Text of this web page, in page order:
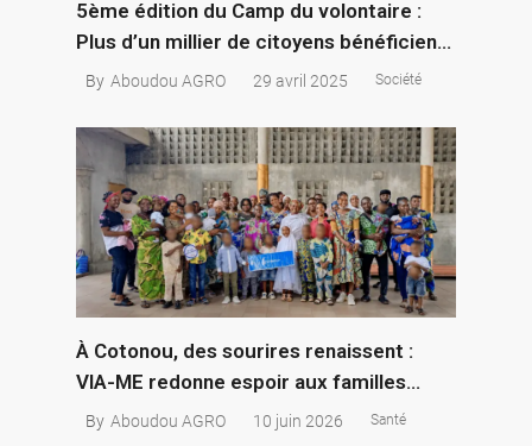
5ème édition du Camp du volontaire :
Plus d’un millier de citoyens bénéficient
gratuitement des activités médicales et
By Aboudou AGRO 29 avril 2025 Société
À Cotonou, des sourires renaissent :
VIA-ME redonne espoir aux familles
d’enfants nés avec une fente labio-
By Aboudou AGRO 10 juin 2026 Santé